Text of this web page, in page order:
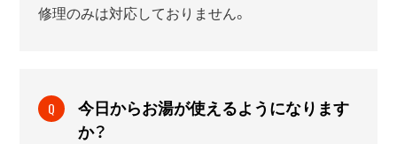
修理のみは対応しておりません。
Q
今日からお湯が使えるようになります
か？